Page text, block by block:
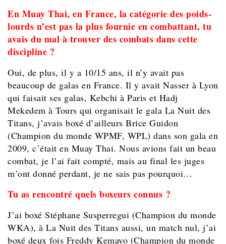
En Muay Thai, en France, la catégorie des poids-
lourds n’est pas la plus fournie en combattant, tu
avais du mal à trouver des combats dans cette
discipline ?
Oui, de plus, il y a 10/15 ans, il n’y avait pas
beaucoup de galas en France. Il y avait Nasser à Lyon
qui faisait ses galas, Kebchi à Paris et Hadj
Mekedem à Tours qui organisait le gala La Nuit des
Titans, j’avais boxé d’ailleurs Brice Guidon
(Champion du monde WPMF, WPL) dans son gala en
2009, c’était en Muay Thai. Nous avions fait un beau
combat, je l’ai fait compté, mais au final les juges
m’ont donné perdant, je ne sais pas pourquoi…
Tu as rencontré quels boxeurs connus ?
J’ai boxé Stéphane Susperregui (Champion du monde
WKA), à La Nuit des Titans aussi, un match nul, j’ai
boxé deux fois Freddy Kemayo (Champion du monde